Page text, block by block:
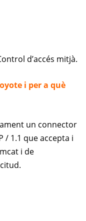
d’accés mitjà.
i per a què
un connector
/ 1.1 que accepta i
i de